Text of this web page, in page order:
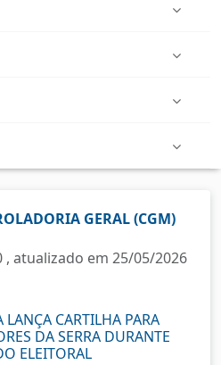
GERAL (CGM)
, atualizado em 25/05/2026
CARTILHA PARA
DA SERRA DURANTE
ELEITORAL